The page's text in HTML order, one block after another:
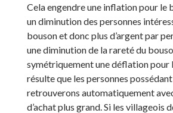
Cela engendre une inflation pour le
un diminution des personnes
bouson et donc plus d’argent par
une diminution de la rareté du
symétriquement une déflation pour
résulte que les personnes
retrouverons automatiquement
d’achat plus grand. Si les villageois